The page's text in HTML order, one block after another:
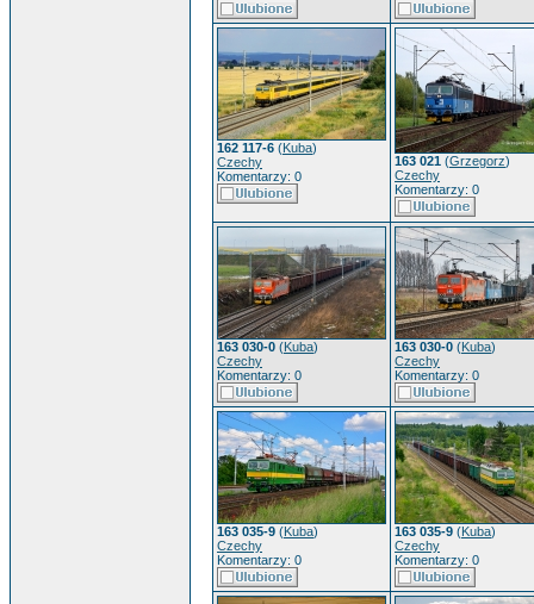
162 117-6 (Kuba)
Czechy
Komentarzy: 0
163 021 (Grzegorz)
Czechy
Komentarzy: 0
163 030-0 (Kuba)
Czechy
Komentarzy: 0
163 030-0 (Kuba)
Czechy
Komentarzy: 0
163 035-9 (Kuba)
Czechy
Komentarzy: 0
163 035-9 (Kuba)
Czechy
Komentarzy: 0